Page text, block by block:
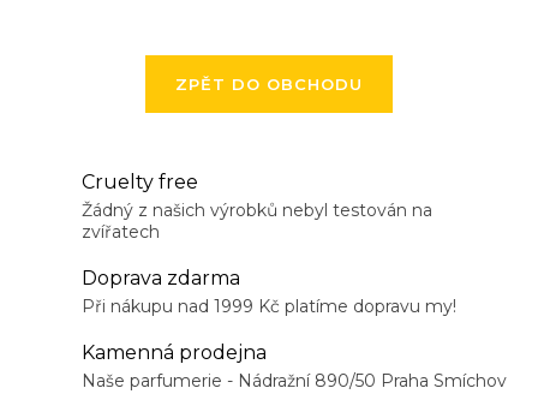
ZPĚT DO OBCHODU
Cruelty free
Žádný z našich výrobků nebyl testován na
zvířatech
Doprava zdarma
Při nákupu nad 1999 Kč platíme dopravu my!
Kamenná prodejna
Naše parfumerie - Nádražní 890/50 Praha Smíchov